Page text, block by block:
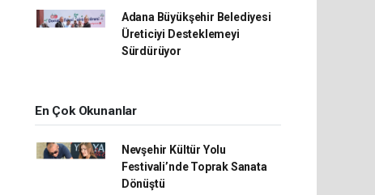
Adana Büyükşehir Belediyesi
Üreticiyi Desteklemeyi
Sürdürüyor
En Çok Okunanlar
Nevşehir Kültür Yolu
Festivali’nde Toprak Sanata
Dönüştü